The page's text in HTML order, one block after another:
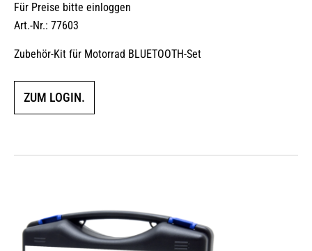
Für Preise bitte einloggen
Art.-Nr.: 77603
Zubehör-Kit für Motorrad BLUETOOTH-Set
ZUM LOGIN.